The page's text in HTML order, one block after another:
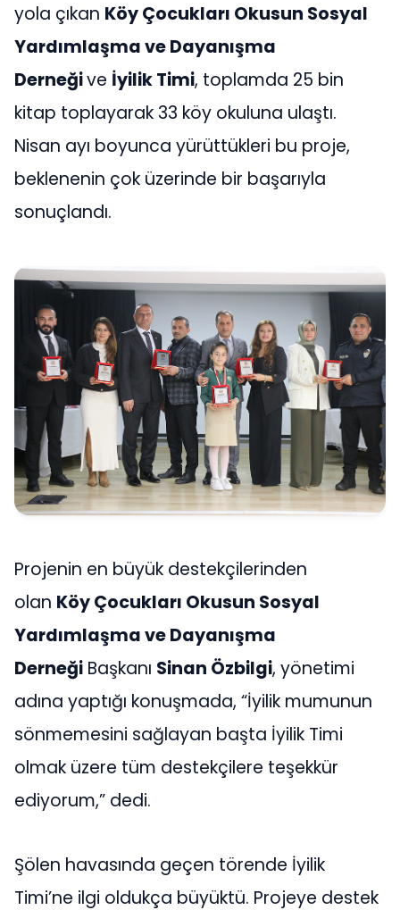
yola çıkan Köy Çocukları Okusun Sosyal
Yardımlaşma ve Dayanışma
Derneğive İyilik Timi, toplamda 25 bin
kitap toplayarak 33 köy okuluna ulaştı.
Nisan ayı boyunca yürüttükleri bu proje,
beklenenin çok üzerinde bir başarıyla
sonuçlandı.
Projenin en büyük destekçilerinden
olan Köy Çocukları Okusun Sosyal
Yardımlaşma ve Dayanışma
Derneği Başkanı Sinan Özbilgi, yönetimi
adına yaptığı konuşmada, “İyilik mumunun
sönmemesini sağlayan başta İyilik Timi
olmak üzere tüm destekçilere teşekkür
ediyorum,” dedi.
Şölen havasında geçen törende İyilik
Timi’ne ilgi oldukça büyüktü. Projeye destek